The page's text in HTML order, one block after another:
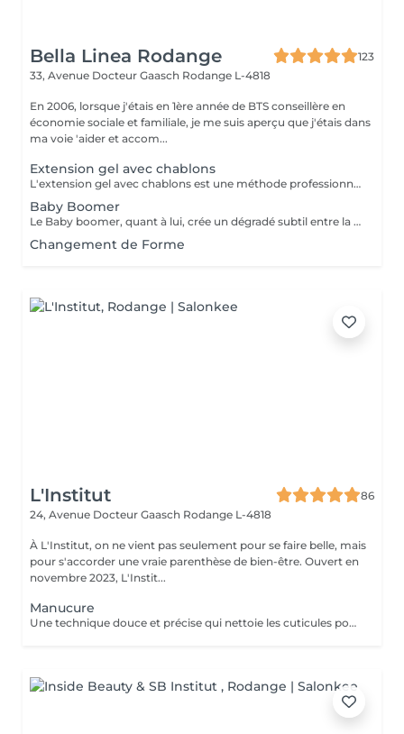
Bella Linea Rodange
123
33, Avenue Docteur Gaasch Rodange L-4818
En 2006, lorsque j'étais en 1ère année de BTS conseillère en
économie sociale et familiale, je me suis aperçu que j'étais dans
ma voie 'aider et accom...
Extension gel avec chablons
L'extension gel avec chablons est une méthode professionnelle qui sublime vos mains en créant des ongles parfaitement sculptés. Après une préparation soignée de vos ongles naturels, des chablons (supports temporaires) sont posés sous le bord de l'ongle et servent de guide pour construire la longueur et la forme souhaitées. Le gel est ensuite appliqué avec précision afin de modeler et renforcer vos ongles. Le résultat : des ongles solides, élégants et personnalisés, qui mettent en valeur la beauté naturelle de vos mains.
Baby Boomer
Le Baby boomer, quant à lui, crée un dégradé subtil entre la base rosée et l'extrémité blanche, pour un effet naturel et moderne.
Changement de Forme
L'Institut
86
24, Avenue Docteur Gaasch Rodange L-4818
À L'Institut, on ne vient pas seulement pour se faire belle, mais
pour s'accorder une vraie parenthèse de bien-être. Ouvert en
novembre 2023, L'Instit...
Manucure
Une technique douce et précise qui nettoie les cuticules pour des ongles nets et soignés. Idéale pour mettre en valeur vos mains et assurer une pose impeccable et durable. Pour homme et femme. Déroulement : Démaquillage des ongles Mise en forme de l'ongle naturel Travail des cuticules Modelage Durée 30 à 40 min